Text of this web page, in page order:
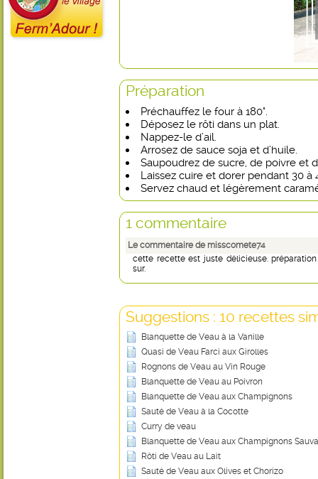
Préparation
Préchauffez le four à 180°.
Déposez le rôti dans un plat.
Nappez-le d’ail.
Arrosez de sauce soja et d’huile.
Saupoudrez de sucre, de poivre et
Laissez cuire et dorer pendant 30 à
Servez chaud et légèrement
1 commentaire
Le commentaire de misscomete74
cette recette est juste délicieuse.
sur.
Suggestions : 10 recettes
Blanquette de Veau à la Vanille
Quasi de Veau Farci aux Girolles
Rognons de Veau au Vin Rouge
Blanquette de Veau au Poivron
Blanquette de Veau aux Champignons
Sauté de Veau à la Cocotte
Curry de veau
Blanquette de Veau aux Champignons
Rôti de Veau au Lait
Sauté de Veau aux Olives et Chorizo